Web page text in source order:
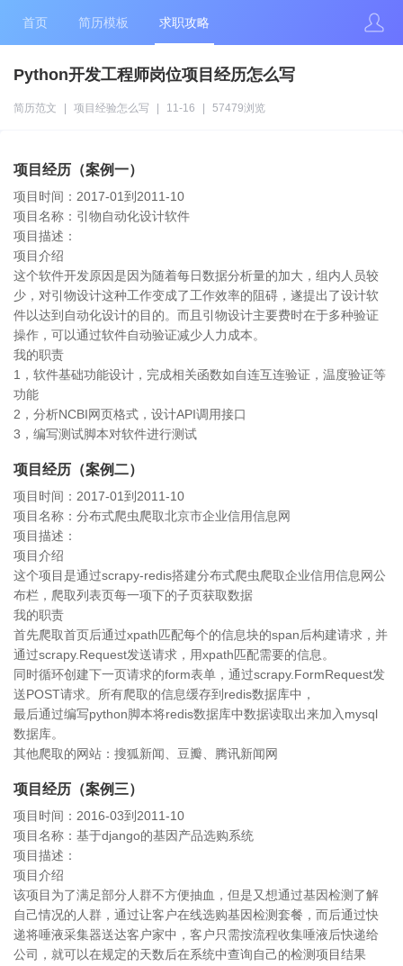
首页 简历模板 求职攻略
Python开发工程师岗位项目经历怎么写
简历范文 项目经验怎么写 11-16 57479浏览
项目经历（案例一）
项目时间：2017-01到2011-10
项目名称：引物自动化设计软件
项目描述：
项目介绍
这个软件开发原因是因为随着每日数据分析量的加大，组内人员较
少，对引物设计这种工作变成了工作效率的阻碍，遂提出了设计软
件以达到自动化设计的目的。而且引物设计主要费时在于多种验证
操作，可以通过软件自动验证减少人力成本。
我的职责
1，软件基础功能设计，完成相关函数如自连互连验证，温度验证等
功能
2，分析NCBI网页格式，设计API调用接口
3，编写测试脚本对软件进行测试
项目经历（案例二）
项目时间：2017-01到2011-10
项目名称：分布式爬虫爬取北京市企业信用信息网
项目描述：
项目介绍
这个项目是通过scrapy-redis搭建分布式爬虫爬取企业信用信息网公
布栏，爬取列表页每一项下的子页获取数据
我的职责
首先爬取首页后通过xpath匹配每个的信息块的span后构建请求，并
通过scrapy.Request发送请求，用xpath匹配需要的信息。
同时循环创建下一页请求的form表单，通过scrapy.FormRequest发
送POST请求。所有爬取的信息缓存到redis数据库中，
最后通过编写python脚本将redis数据库中数据读取出来加入mysql
数据库。
其他爬取的网站：搜狐新闻、豆瓣、腾讯新闻网
项目经历（案例三）
项目时间：2016-03到2011-10
项目名称：基于django的基因产品选购系统
项目描述：
项目介绍
该项目为了满足部分人群不方便抽血，但是又想通过基因检测了解
自己情况的人群，通过让客户在线选购基因检测套餐，而后通过快
递将唾液采集器送达客户家中，客户只需按流程收集唾液后快递给
公司，就可以在规定的天数后在系统中查询自己的检测项目结果